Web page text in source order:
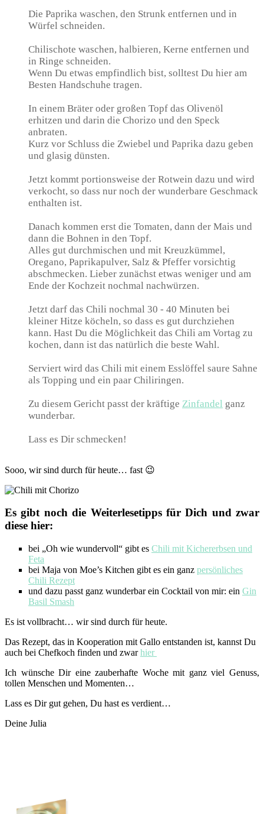
Die Paprika waschen, den Strunk entfernen und in
Würfel schneiden.
Chilischote waschen, halbieren, Kerne entfernen und
in Ringe schneiden.
Wenn Du etwas empfindlich bist, solltest Du hier am
Besten Handschuhe tragen.
In einem Bräter oder großen Topf das Olivenöl
erhitzen und darin die Chorizo und den Speck
anbraten.
Kurz vor Schluss die Zwiebel und Paprika dazu geben
und glasig dünsten.
Jetzt kommt portionsweise der Rotwein dazu und wird
verkocht, so dass nur noch der wunderbare Geschmack
enthalten ist.
Danach kommen erst die Tomaten, dann der Mais und
dann die Bohnen in den Topf.
Alles gut durchmischen und mit Kreuzkümmel,
Oregano, Paprikapulver, Salz & Pfeffer vorsichtig
abschmecken. Lieber zunächst etwas weniger und am
Ende der Kochzeit nochmal nachwürzen.
Jetzt darf das Chili nochmal 30 - 40 Minuten bei
kleiner Hitze köcheln, so dass es gut durchziehen
kann. Hast Du die Möglichkeit das Chili am Vortag zu
kochen, dann ist das natürlich die beste Wahl.
Serviert wird das Chili mit einem Esslöffel saure Sahne
als Topping und ein paar Chiliringen.
Zu diesem Gericht passt der kräftige Zinfandel ganz
wunderbar.
Lass es Dir schmecken!
Sooo, wir sind durch für heute… fast 😉
Es gibt noch die Weiterlesetipps für Dich und zwar
diese hier:
bei „Oh wie wundervoll“ gibt es Chili mit Kichererbsen und
Feta
bei Maja von Moe’s Kitchen gibt es ein ganz persönliches
Chili Rezept
und dazu passt ganz wunderbar ein Cocktail von mir: ein Gin
Basil Smash
Es ist vollbracht… wir sind durch für heute.
Das Rezept, das in Kooperation mit Gallo entstanden ist, kannst Du
auch bei Chefkoch finden und zwarhier
Ich wünsche Dir eine zauberhafte Woche mit ganz viel Genuss,
tollen Menschen und Momenten…
Lass es Dir gut gehen, Du hast es verdient…
Deine Julia